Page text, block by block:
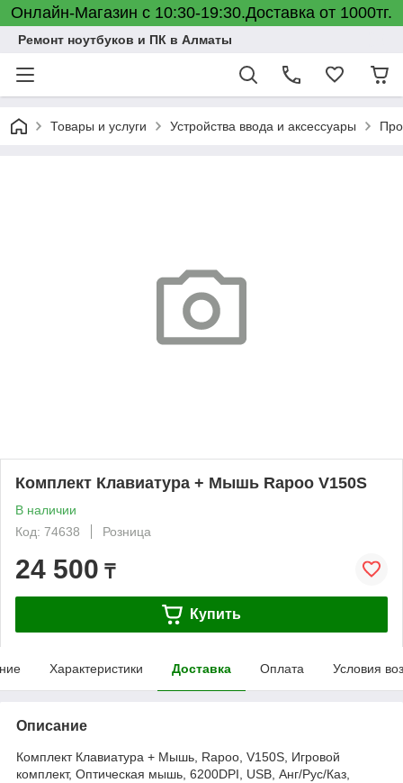
Онлайн-Магазин с 10:30-19:30.Доставка от 1000тг.
Ремонт ноутбуков и ПК в Алматы
Товары и услуги Устройства ввода и аксессуары
Комплект Клавиатура + Мышь Rapoo V150S
В наличии
Код: 74638
Розница
24 500 ₸
Купить
Характеристики Доставка Оплата Условия
Описание
Комплект Клавиатура + Мышь, Rapoo, V150S, Игровой
комплект, Оптическая мышь, 6200DPI, USB, Анг/Рус/Каз,